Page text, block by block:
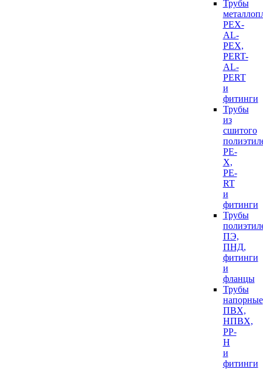
Трубы
PEX-
AL-
PEX,
PERT-
AL-
PERT
и
фитинги
Трубы
из
сшитого
PE-
X,
PE-
RT
и
фитинги
Трубы
ПЭ,
ПНД,
фитинги
и
фланцы
Трубы
напорные
ПВХ,
НПВХ,
PP-
H
и
фитинги